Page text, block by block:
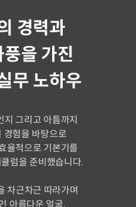
경력과
을 가진
무 노하우
그리고 아틈까지
경험을 바탕으로
율적으로 기본기를
럼을 준비했습니다.
차근차근 따라가며
아름다운 얼굴,